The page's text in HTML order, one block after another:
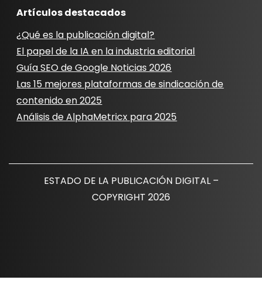
Artículos destacados
¿Qué es la publicación digital?
El papel de la IA en la industria editorial
Guía SEO de Google Noticias 2026
Las 15 mejores plataformas de sindicación de
contenido en 2025
Análisis de AlphaMetricx para 2025
ESTADO DE LA PUBLICACIÓN DIGITAL –
COPYRIGHT 2026